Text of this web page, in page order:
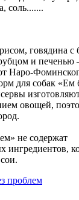
соль.......
говядина с
и печенью
Наро-
для собак «Ем
овощей,
не содержат
проблем